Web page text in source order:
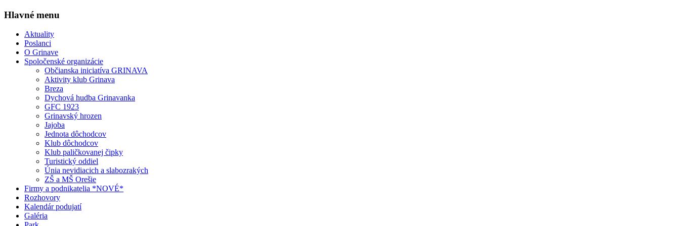
Hlavné menu
Aktuality
Poslanci
O Grinave
Spoločenské organizácie
Občianska iniciatíva GRINAVA
Aktivity klub Grinava
Breza
Dychová hudba Grinavanka
GFC 1923
Grinavský hrozen
Jajoba
Jednota dôchodcov
Klub dôchodcov
Klub paličkovanej čipky
Turistický oddiel
Únia nevidiacich a slabozrakých
ZŠ a MŠ Orešie
Firmy a podnikatelia *NOVÉ*
Rozhovory
Kalendár podujatí
Galéria